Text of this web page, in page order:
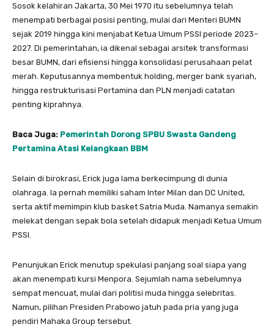
Sosok kelahiran Jakarta, 30 Mei 1970 itu sebelumnya telah
menempati berbagai posisi penting, mulai dari Menteri BUMN
sejak 2019 hingga kini menjabat Ketua Umum PSSI periode 2023–
2027. Di pemerintahan, ia dikenal sebagai arsitek transformasi
besar BUMN, dari efisiensi hingga konsolidasi perusahaan pelat
merah. Keputusannya membentuk holding, merger bank syariah,
hingga restrukturisasi Pertamina dan PLN menjadi catatan
penting kiprahnya.
Baca Juga: Pemerintah Dorong SPBU Swasta Gandeng
Pertamina Atasi Kelangkaan BBM
Selain di birokrasi, Erick juga lama berkecimpung di dunia
olahraga. Ia pernah memiliki saham Inter Milan dan DC United,
serta aktif memimpin klub basket Satria Muda. Namanya semakin
melekat dengan sepak bola setelah didapuk menjadi Ketua Umum
PSSI.
Penunjukan Erick menutup spekulasi panjang soal siapa yang
akan menempati kursi Menpora. Sejumlah nama sebelumnya
sempat mencuat, mulai dari politisi muda hingga selebritas.
Namun, pilihan Presiden Prabowo jatuh pada pria yang juga
pendiri Mahaka Group tersebut.